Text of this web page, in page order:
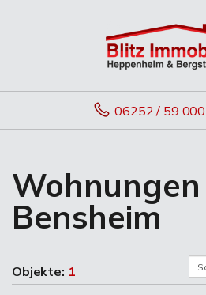
06252 / 59
Wohnungen
Bensheim
Objekte: 1